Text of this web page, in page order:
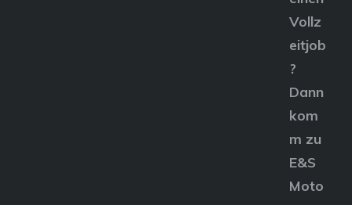
Vollz
eitjob
?
Dann
kom
m zu
E&S
Moto